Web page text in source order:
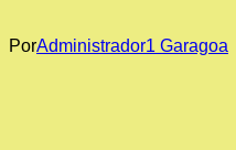
PorAdministrador1 Garagoa